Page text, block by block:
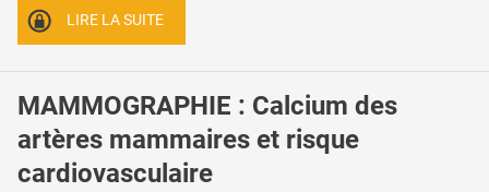
LIRE LA SUITE
MAMMOGRAPHIE : Calcium des
artères mammaires et risque
cardiovasculaire